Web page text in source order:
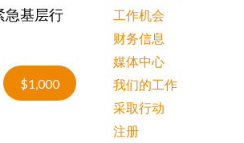
急基层行
$1,000
工作机会
财务信息
媒体中心
我们的工作
采取行动
注册